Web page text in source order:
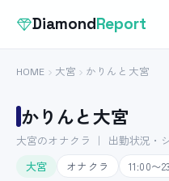
DiamondReport
HOME 大宮 かりんと大宮
かりんと大宮
大宮のオナクラ ｜ 出勤状況・
大宮
オナクラ 11:00〜